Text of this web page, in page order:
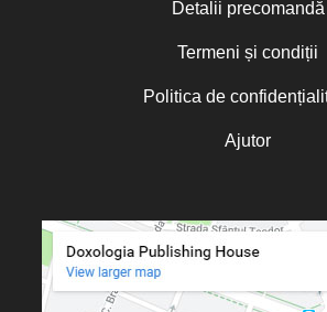
Detalii precomandă
Termeni și condiții
Politica de
Ajutor